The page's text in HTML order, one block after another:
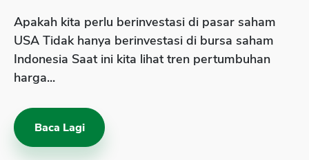
Asuransi Jiwa
Asuransi Kesehatan
Asuransi Syariah
Apakah kita perlu berinvestasi di pasar saham
USA Tidak hanya berinvestasi di bursa saham
Indonesia Saat ini kita lihat tren pertumbuhan
harga...
Baca Lagi